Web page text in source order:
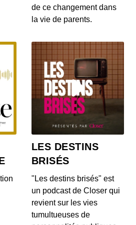
Détox mentale - Instant zen &
spécialiste de l'hypnose, nous guide
Gérer son envie de sucre - Instant
& méditation
- IL Y A 3 ANS
cette séance, Jean Doridot, psychologue
de l'hypnose, nous propose de
& méditation
- IL Y A 3 ANS
spécialiste de l'hypnose, nous
Se détendre - Instant zen &
de ce changement dans
la vie de parents.
LES DESTINS
BRISÉS
"Les destins brisés" est
un podcast de Closer qui
revient sur les vies
tumultueuses de